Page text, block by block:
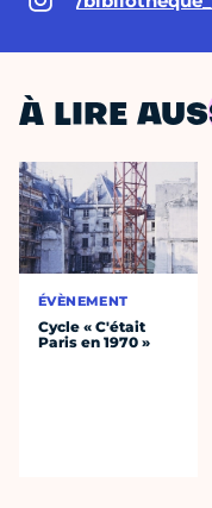
À LIRE
ÉVÈNEMENT
Cycle « C'était
Paris en 1970 »